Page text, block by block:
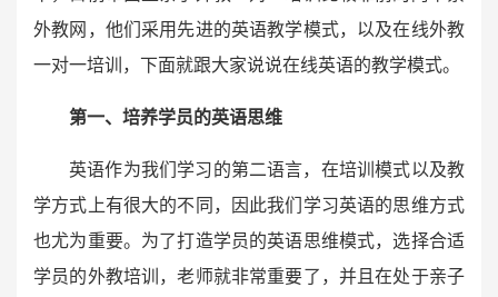
外教网，他们采用先进的英语教学模式，以及在线外教
一对一培训，下面就跟大家说说在线英语的教学模式。
第一、培养学员的英语思维
英语作为我们学习的第二语言，在培训模式以及教
学方式上有很大的不同，因此我们学习英语的思维方式
也尤为重要。为了打造学员的英语思维模式，选择合适
学员的外教培训，老师就非常重要了，并且在处于亲子